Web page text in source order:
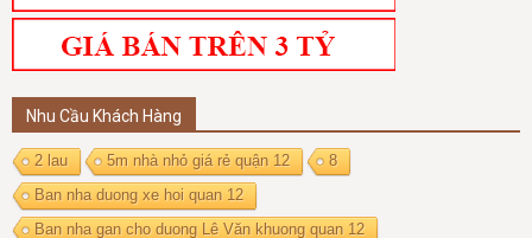
Nhu Cầu Khách Hàng
2 lau 5m nhà nhỏ giá rẻ quận 12
8
Ban nha duong xe hoi quan 12
Ban nha gan cho duong Lê Văn khuong quan 12